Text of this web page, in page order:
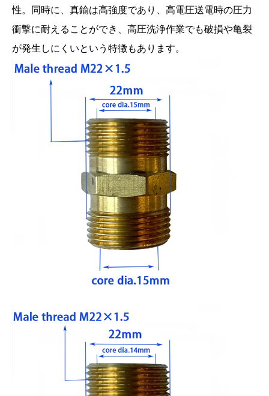
性。同時に、真鍮は高強度であり、高電圧送電時の圧力
衝撃に耐えることができ、高圧洗浄作業でも破損や亀裂
が発生しにくいという特徴もあります。